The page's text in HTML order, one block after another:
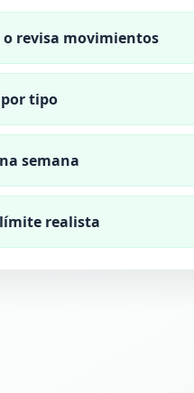
o revisa movimientos
tipo
semana
realista